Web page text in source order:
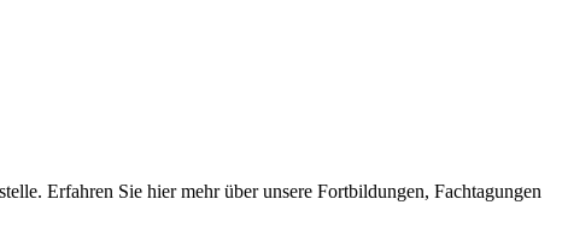
Erfahren Sie hier mehr über unsere Fortbildungen, Fachtagungen